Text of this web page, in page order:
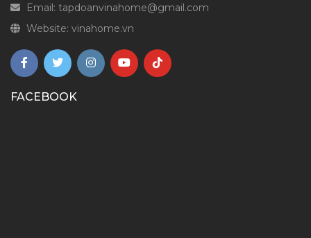
Email: tapdoanvinahome@gmail.com
Website: vinahome.vn
FACEBOOK